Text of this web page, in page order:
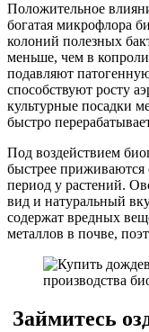
Положительное
богатая микрофлора
колоний полезных
меньше, чем в
подавляют
способствуют росту
культурные посадки
быстро
Под воздействием
быстрее приживаются
период у растений.
вид и натуральный
содержат вредных
металлов в почве,
Займитесь